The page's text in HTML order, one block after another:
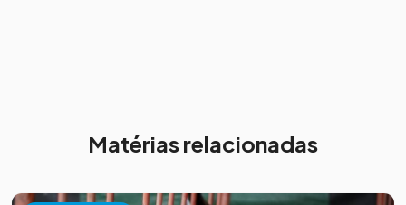
Matérias relacionadas